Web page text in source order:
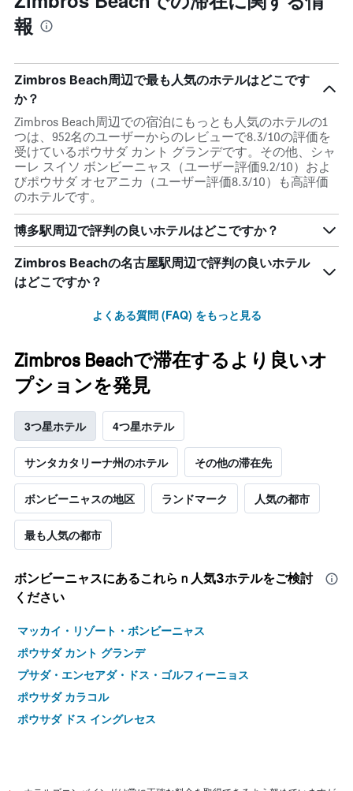
報
Zimbros Beach周辺で最も人気のホテルはどこです
か？
Zimbros Beach周辺での宿泊にもっとも人気のホテルの1
つは、952名のユーザーからのレビューで8.3/10の評価を
受けているポウサダ カント グランデです。その他、シャ
ーレ スイソ ボンビーニャス（ユーザー評価9.2/10）およ
びポウサダ オセアニカ（ユーザー評価8.3/10）も高評価
のホテルです。
博多駅周辺で評判の良いホテルはどこですか？
Zimbros Beachの名古屋駅周辺で評判の良いホテル
はどこですか？
よくある質問 (FAQ) をもっと見る
Zimbros Beachで滞在するより良いオ
プションを発見
3つ星ホテル 4つ星ホテル
サンタカタリーナ州のホテル その他の滞在先
ボンビーニャスの地区 ランドマーク 人気の都市
最も人気の都市
ボンビーニャス​にあるこれらｎ人気3ホテルをご検討
ください
マッカイ・リゾート・ボンビーニャス
ポウサダ カント グランデ
プサダ・エンセアダ・ドス・ゴルフィーニョス
ポウサダ カラコル
ポウサダ ドス イングレセス